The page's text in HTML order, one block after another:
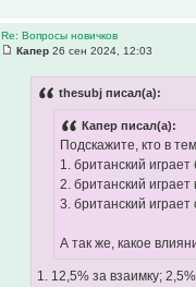
Re: Вопросы новичков
Капер 26 сен 2024, 12:03
thesubj писал(а):
Капер писал(а):
Подскажите, кто в
1. британский
2. британский играет
3. британский играет
А так же, какое
1. 12,5% за взаимку;